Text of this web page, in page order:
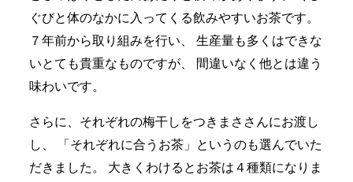
ぐびと体のなかに入ってくる飲みやすいお茶です。
７年前から取り組みを行い、
生産量も多くはできな
いとても貴重なものですが、
間違いなく他とは違う
味わいです。
さらに、それぞれの梅干しをつきまささんにお渡し
し、
「それぞれに合うお茶」というのも選んでいた
だきました。
大きくわけるとお茶は４種類になりま